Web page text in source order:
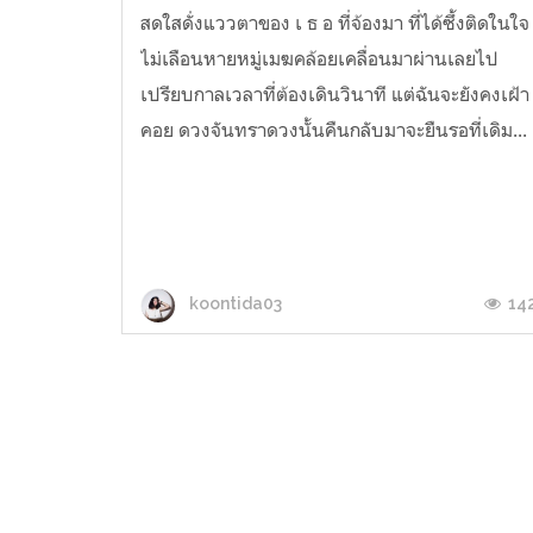
สดใสดั่งแววตาของ เ ธ อ ที่จ้องมา ที่ได้ซึ้งติดในใจ
ไม่เลือนหายหมู่เมฆคล้อยเคลื่อนมาผ่านเลยไป
เปรียบกาลเวลาที่ต้องเดินวินาที แต่ฉันจะยังคงเฝ้า
คอย ดวงจันทราดวงนั้นคืนกลับมาจะยืนรอที่เดิม...
koontida03